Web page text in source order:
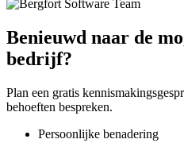
Benieuwd naar de
bedrijf?
Plan een gratis
behoeften bespreken.
Persoonlijke benadering